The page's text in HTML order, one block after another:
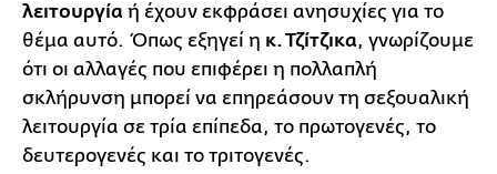
λειτουργία ή έχουν εκφράσει ανησυχίες για το
θέμα αυτό. Όπως εξηγεί η κ. Τζίτζικα, γνωρίζουμε
ότι οι αλλαγές που επιφέρει η πολλαπλή
σκλήρυνση μπορεί να επηρεάσουν τη σεξουαλική
λειτουργία σε τρία επίπεδα, το πρωτογενές, το
δευτερογενές και το τριτογενές.